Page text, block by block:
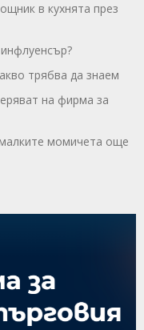
в кухнята през
трябва да знаем
на фирма за
момичета още